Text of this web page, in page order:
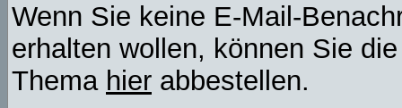
Wenn Sie keine E-Mail-
erhalten wollen, können Sie
Thema hier abbestellen.